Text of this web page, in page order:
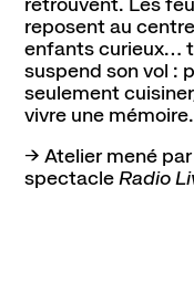
reposent au
enfants curieux…
suspend son vol :
seulement
vivre une mémoire.
→ Atelier mené
spectacleRadio